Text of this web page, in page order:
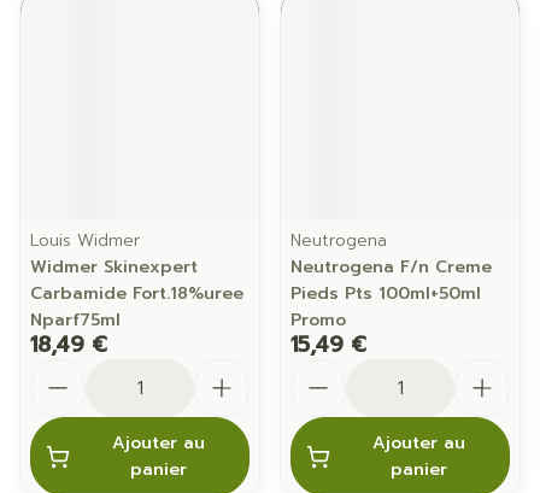
Louis Widmer
Widmer Skinexpert
Carbamide Fort.18%uree
Nparf75ml
18,49 €
Ajouter au
panier
Neutrogena
Neutrogena F/n Creme
Pieds Pts 100ml+50ml
Promo
15,49 €
Ajouter au
panier